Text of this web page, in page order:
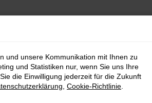
und unsere Kommunikation mit Ihnen zu
und Statistiken nur, wenn Sie uns Ihre
die Einwilligung jederzeit für die Zukunft
Cookie-Richtlinie